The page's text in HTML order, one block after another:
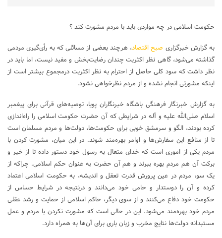
حکومت اسلامی در چه مواردی باید با مردم مشورت کند ؟
به گزارش خبرگزاری صبح اقتصاد، هرچند بعضی از مسائلی که به رأی‌گیری مردمی
گذاشته می‌شود، گاهی نظر اکثریت چندان رضایت‌بخش و مفید نیست، اما باید در
نظر داشت که سود کلی حاصل از احترام به نظر اکثریت درمجموع بیشتر است از
اینکه مشورتی انجام نشده و از مردم نظرخواهی نشود.
به گزارش خبرنگار فرهنگی باشگاه خبرنگاران پویا، توصیه‌های قرآنی برای پیغمبر
اسلام صلی‌الله علیه و آله در شرایطی که آن حضرت حکومت اسلامی را راه‌اندازی
کرده بودند، الگو و سرمشق خوبی برای حکومت‌ها، دولت‌ها و مردم مسلمان است
تا از منافع این سفارش‌ها و اوامر بهره‌مند شوند. در این میان، مشورت کردن با
مردم یکی از اموری است که خدای متعال به رسول خود دستور داده تا از خیر و
برکت آن هم مردم بهره ببرند و هم آن حضرت به عنوان حکم اسلامی. چراکه از
یک سو، مردم در عین پرورش قدرت تعقل و اندیشه، به حکومت اسلامی اعتماد
کرده و آن را دوستدار و حامی خود می‌دانند و درنتیجه در شرایط حساس از
حکومت خود دفاع می‌کنند و از سوی دیگر، حاکم اسلامی از حمایت و رشد عقلی
مردم خود بهره‌مند می‌شود. این در حالی است که مشورت نکردن با مردم و عمل
مستبدانه دولت‌ها نتایج مخرب و زیان باری برای آن‌ها به همراه دارد.